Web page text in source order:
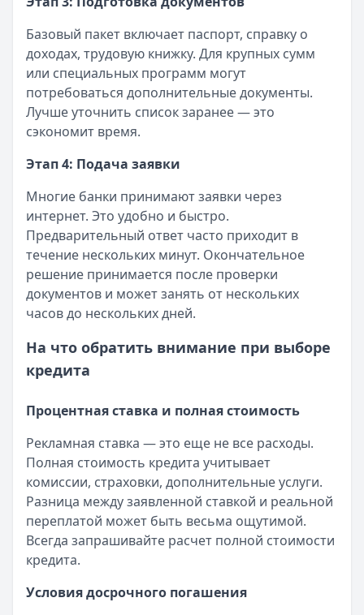
Базовый пакет включает паспорт, справку о
доходах, трудовую книжку. Для крупных сумм
или специальных программ могут
потребоваться дополнительные документы.
Лучше уточнить список заранее — это
сэкономит время.
Этап 4: Подача заявки
Многие банки принимают заявки через
интернет. Это удобно и быстро.
Предварительный ответ часто приходит в
течение нескольких минут. Окончательное
решение принимается после проверки
документов и может занять от нескольких
часов до нескольких дней.
На что обратить внимание при выборе
кредита
Процентная ставка и полная стоимость
Рекламная ставка — это еще не все расходы.
Полная стоимость кредита учитывает
комиссии, страховки, дополнительные услуги.
Разница между заявленной ставкой и реальной
переплатой может быть весьма ощутимой.
Всегда запрашивайте расчет полной стоимости
кредита.
Условия досрочного погашения